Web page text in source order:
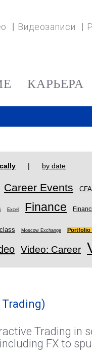
Видеозаписи
КАРЬЕРА
| by date
Career Events
Excel Finance
Moscow Exchange Portfolio
Video: Career
Trading in
FX to